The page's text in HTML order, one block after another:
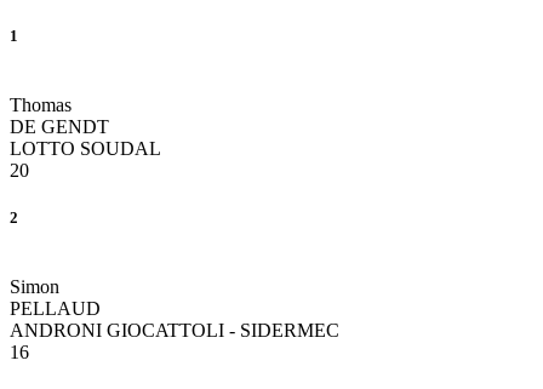
1
Thomas
DE GENDT
LOTTO SOUDAL
20
2
Simon
PELLAUD
ANDRONI GIOCATTOLI - SIDERMEC
16